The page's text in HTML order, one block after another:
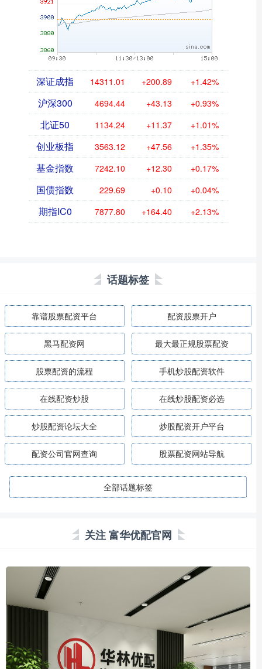
深证成指 14311.01 +200.89 +1.42%
沪深300 4694.44 +43.13 +0.93%
北证50 1134.24 +11.37 +1.01%
创业板指 3563.12 +47.56 +1.35%
基金指数 7242.10 +12.30 +0.17%
国债指数 229.69 +0.10 +0.04%
期指IC0 7877.80 +164.40 +2.13%
话题标签
靠谱股票配资平台 配资股票开户
黑马配资网 最大最正规股票配资
股票配资的流程 手机炒股配资软件
在线配资炒股 在线炒股配资必选
炒股配资论坛大全 炒股配资开户平台
配资公司官网查询 股票配资网站导航
全部话题标签
关注 富华优配官网